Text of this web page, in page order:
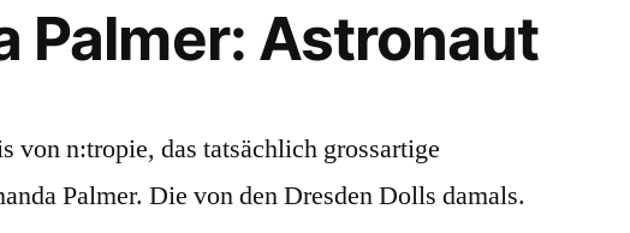
ohne
Links
Palmer: Astronaut
von n:tropie, das tatsächlich grossartige
Palmer. Die von den Dresden Dolls damals.